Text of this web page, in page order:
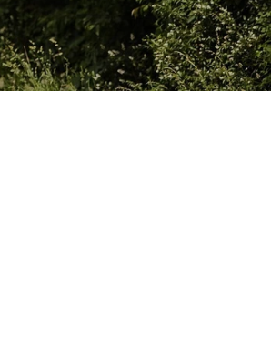
WANN?
-